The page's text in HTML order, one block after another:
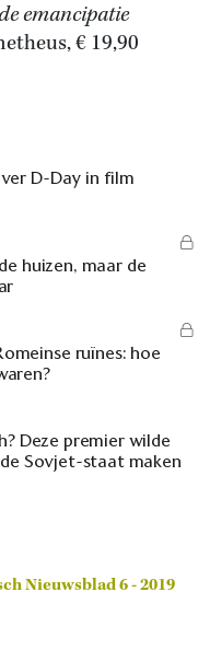
emancipatie
€ 19,90
D-Day in film
huizen, maar de
ruïnes: hoe
Deze premier wilde
Sovjet-staat maken
Nieuwsblad 6 - 2019